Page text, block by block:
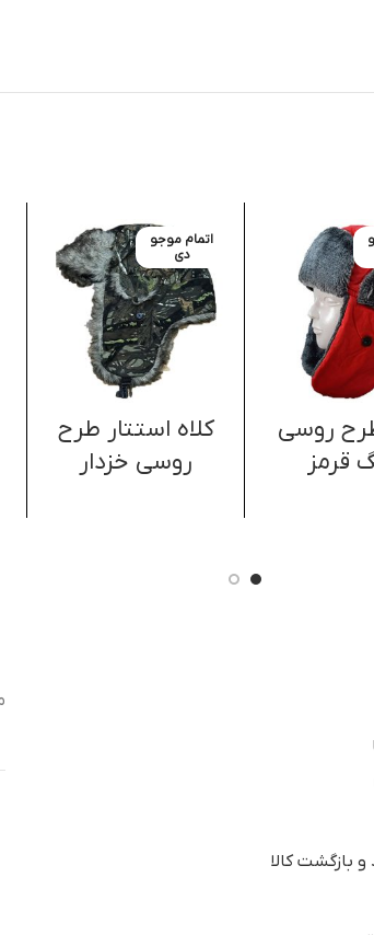
روسی
قرمز
اتمام موجو
دی
کلاه استتار طرح
روسی خزدار
بازگشت کالا